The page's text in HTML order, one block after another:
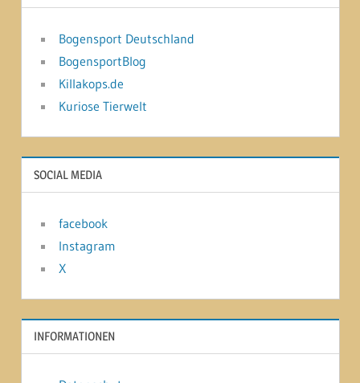
Bogensport Deutschland
BogensportBlog
Killakops.de
Kuriose Tierwelt
SOCIAL MEDIA
facebook
Instagram
X
INFORMATIONEN